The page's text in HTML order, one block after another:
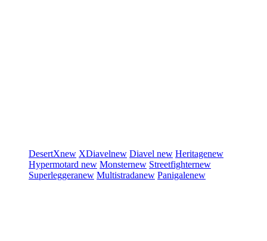
DesertXnew XDiavelnew Diavel new Heritagenew
Hypermotard new Monsternew Streetfighternew
Superleggeranew Multistradanew Panigalenew